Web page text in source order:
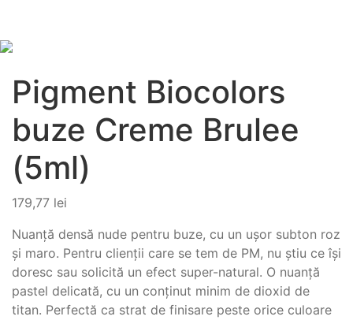
Pigment Biocolors
buze Creme Brulee
(5ml)
179,77 lei
Nuanță densă nude pentru buze, cu un ușor subton roz
și maro. Pentru clienții care se tem de PM, nu știu ce își
doresc sau solicită un efect super-natural. O nuanță
pastel delicată, cu un conținut minim de dioxid de
titan. Perfectă ca strat de finisare peste orice culoare